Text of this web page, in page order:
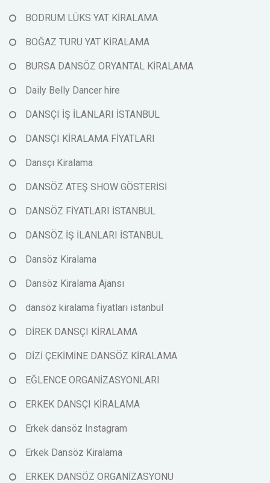
BODRUM LÜKS YAT KİRALAMA
BOĞAZ TURU YAT KİRALAMA
BURSA DANSÖZ ORYANTAL KİRALAMA
Daily Belly Dancer hire
DANSÇI İŞ İLANLARI İSTANBUL
DANSÇI KİRALAMA FİYATLARI
Dansçı Kiralama
DANSÖZ ATEŞ SHOW GÖSTERİSİ
DANSÖZ FİYATLARI İSTANBUL
DANSÖZ İŞ İLANLARI İSTANBUL
Dansöz Kiralama
Dansöz Kiralama Ajansı
dansöz kiralama fiyatları istanbul
DİREK DANSÇI KİRALAMA
DİZİ ÇEKİMİNE DANSÖZ KİRALAMA
EĞLENCE ORGANİZASYONLARI
ERKEK DANSÇI KİRALAMA
Erkek dansöz Instagram
Erkek Dansöz Kiralama
ERKEK DANSÖZ ORGANİZASYONU